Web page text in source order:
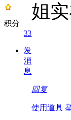
积分
33
发
消
息
姐
回复
使用道具